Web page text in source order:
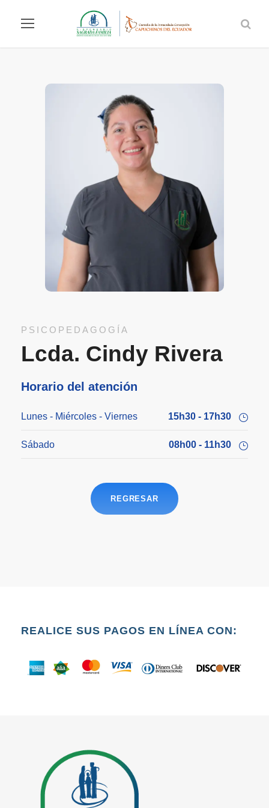
PSICOPEDAGOGÍA
Lcda. Cindy Rivera
Horario del atención
Lunes - Miércoles - Viernes 15h30 - 17h30
Sábado 08h00 - 11h30
REGRESAR
REALICE SUS PAGOS EN LÍNEA CON: